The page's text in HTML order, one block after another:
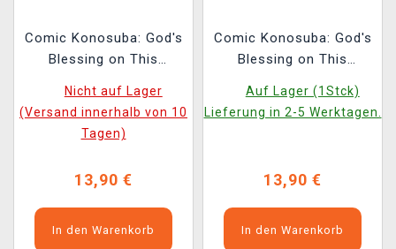
Comic Konosuba: God's
Blessing on This
20 ENG
Nicht auf Lager
(Versand innerhalb von 10
Tagen)
13,90 €
In den Warenkorb
Comic Konosuba: God's
Blessing on This
17 ENG
Auf Lager (1Stck)
Lieferung in 2-5 Werktagen.
13,90 €
In den Warenkorb